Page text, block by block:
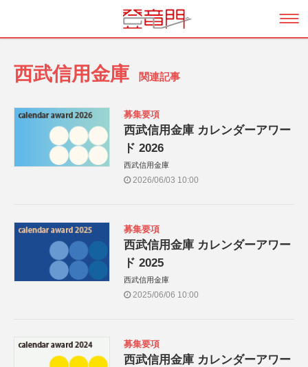
西武信用金庫 関連記事
募集要項
西武信用金庫 カレンダーアワー
ド 2026
西武信用金庫
2026/06/03 10:00
募集要項
西武信用金庫 カレンダーアワー
ド 2025
西武信用金庫
2025/06/06 10:00
募集要項
西武信用金庫 カレンダーアワー